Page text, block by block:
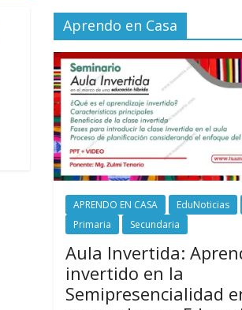
Aprendo en Casa
APRENDO EN CASA EduNoticias
Primaria
Secundaria
Aula Invertida:
invertido en la
Semipresencialidad